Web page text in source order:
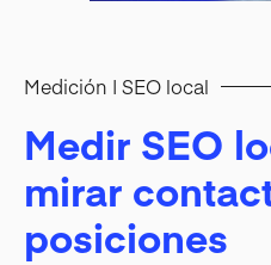
Medición | SEO local
Medir SEO
mirar
posiciones